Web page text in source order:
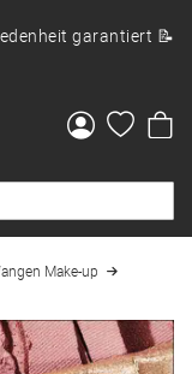
garantiert 📝
Make-up